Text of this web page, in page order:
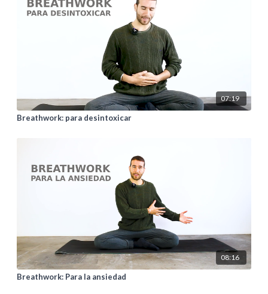
07:19
Breathwork: para desintoxicar
08:16
Breathwork: Para la ansiedad